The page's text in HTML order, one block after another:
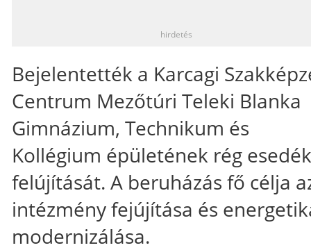
hirdetés
Bejelentették a Karcagi
Centrum Mezőtúri Teleki Blanka
Gimnázium, Technikum és
Kollégium épületének rég
felújítását. A beruházás fő célja
intézmény fejújítása és
modernizálása.